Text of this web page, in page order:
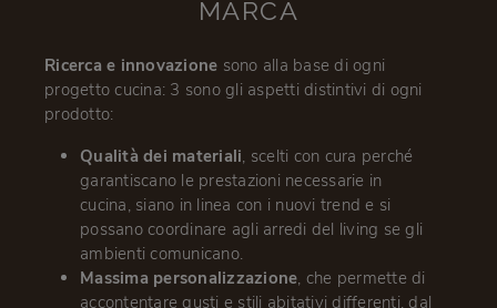
MARCA
Ricerca e innovazione sono alla base di ogni
progetto cucina: 3 sono gli aspetti distintivi di ogni
prodotto:
Qualità dei materiali, scelti con cura perché
garantiscano le prestazioni necessarie in
cucina, siano in linea con i nuovi trend e si
possano coordinare agli arredi del living se gli
ambienti comunicano.
Massima personalizzazione, che permette di
accontentare gusti e stili abitativi differenti, dal